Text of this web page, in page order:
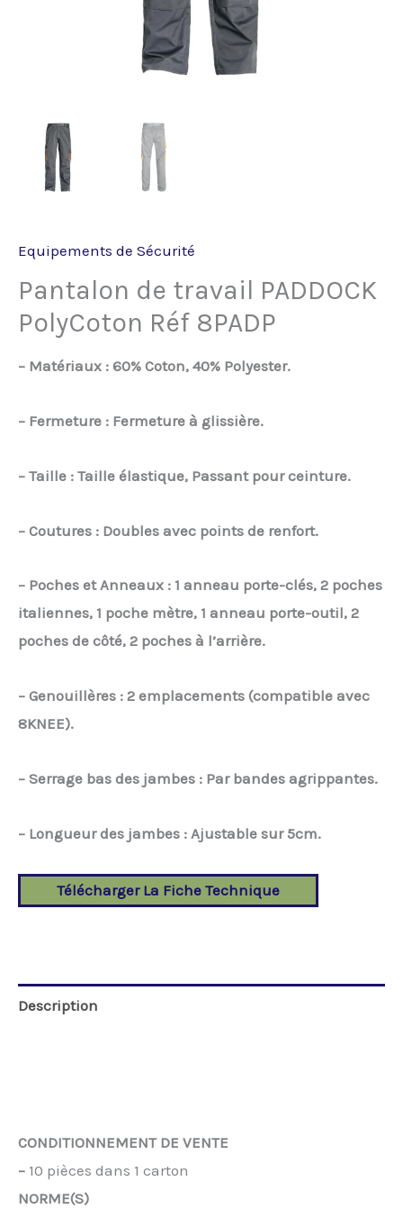
Equipements de Sécurité
Pantalon de travail PADDOCK
PolyCoton Réf 8PADP
– Matériaux : 60% Coton, 40% Polyester.
– Fermeture : Fermeture à glissière.
– Taille : Taille élastique, Passant pour ceinture.
– Coutures : Doubles avec points de renfort.
– Poches et Anneaux : 1 anneau porte-clés, 2 poches
italiennes, 1 poche mètre, 1 anneau porte-outil, 2
poches de côté, 2 poches à l’arrière.
– Genouillères : 2 emplacements (compatible avec
8KNEE).
– Serrage bas des jambes : Par bandes agrippantes.
– Longueur des jambes : Ajustable sur 5cm.
Télécharger La Fiche Technique
Description
CONDITIONNEMENT DE VENTE
– 10 pièces dans 1 carton
NORME(S)